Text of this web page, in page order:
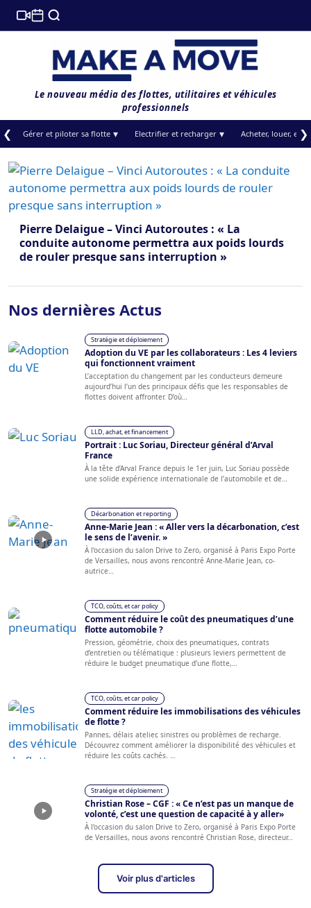
Le nouveau média des flottes, utilitaires et véhicules
professionnels
❮ Gérer et piloter sa flotte Electrifier et recharger Acheter, louer, et❯
Pierre Delaigue – Vinci Autoroutes : « La
conduite autonome permettra aux poids lourds
de rouler presque sans interruption »
Nos dernières Actus
Stratégie et déploiement
Adoption du VE par les collaborateurs : Les 4 leviers
qui fonctionnent vraiment
L’acceptation du changement par les conducteurs demeure
aujourd’hui l’un des principaux défis que les responsables de
flottes doivent affronter. D’où…
LLD, achat, et financement
Portrait : Luc Soriau, Directeur général d’Arval
France
À la tête d’Arval France depuis le 1er juin, Luc Soriau possède
une solide expérience internationale de l’automobile et de…
Décarbonation et reporting
Anne-Marie Jean : « Aller vers la décarbonation, c’est
le sens de l’avenir. »
À l’occasion du salon Drive to Zero, organisé à Paris Expo Porte
de Versailles, nous avons rencontré Anne-Marie Jean, co-
autrice…
TCO, coûts, et car policy
Comment réduire le coût des pneumatiques d’une
flotte automobile ?
Pression, géométrie, choix des pneumatiques, contrats
d’entretien ou télématique : plusieurs leviers permettent de
réduire le budget pneumatique d’une flotte,…
TCO, coûts, et car policy
Comment réduire les immobilisations des véhicules
de flotte ?
Pannes, délais atelier, sinistres ou problèmes de recharge.
Découvrez comment améliorer la disponibilité des véhicules et
réduire les coûts cachés. …
Stratégie et déploiement
Christian Rose – CGF : « Ce n’est pas un manque de
volonté, c’est une question de capacité à y aller»
À l’occasion du salon Drive to Zero, organisé à Paris Expo Porte
de Versailles, nous avons rencontré Christian Rose, directeur…
Voir plus d'articles